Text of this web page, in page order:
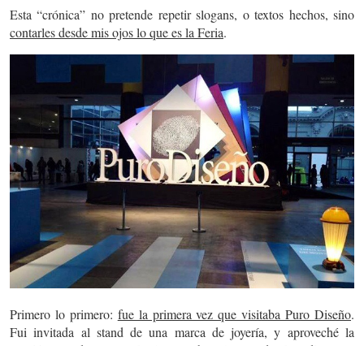
Esta “crónica” no pretende repetir slogans, o textos hechos, sino
contarles desde mis ojos lo que es la Feria.
Primero lo primero: fue la primera vez que visitaba Puro Diseño.
Fui invitada al stand de una marca de joyería, y aproveché la